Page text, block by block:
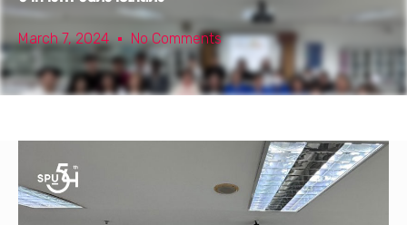
March 7, 2024 No Comments